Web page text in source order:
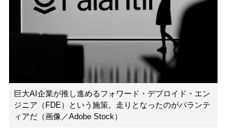
巨大AI企業が推し進めるフォワード・デプロイド・エン
ジニア（FDE）という施策。走りとなったのがパランテ
ィアだ（画像／Adobe Stock）